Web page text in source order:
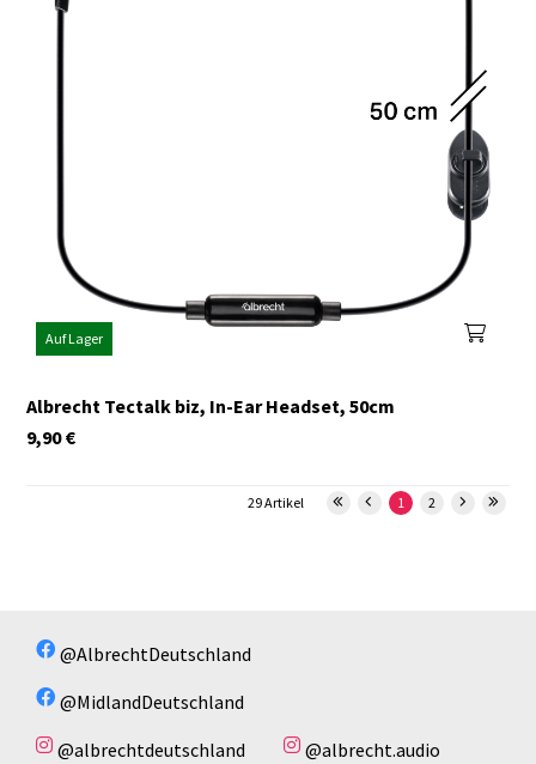
Auf Lager
Albrecht Tectalk biz, In-Ear Headset, 50cm
€
9,90
1 2
29 Artikel
@AlbrechtDeutschland
@MidlandDeutschland
@albrechtdeutschland
@albrecht.audio